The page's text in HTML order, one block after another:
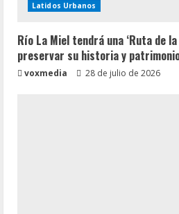
Latidos Urbanos
Río La Miel tendrá una ‘Ruta de
preservar su historia y
voxmedia 28 de julio de 2026